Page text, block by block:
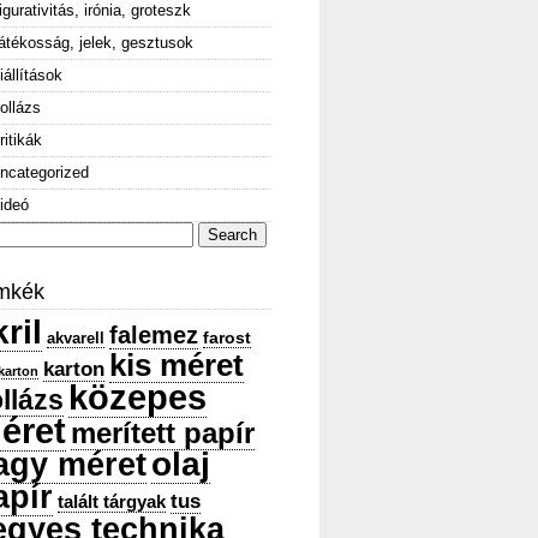
irónia, groteszk
jelek, gesztusok
akvarell falemez farost
karton kis méret
közepes
merített papír
méretolaj
talált tárgyak tus
technika